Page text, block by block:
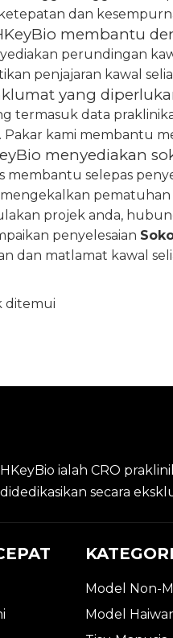
dan
membantu
perundingan
penjajaran kawal
yang
termasuk data
Pakar kami membantu
menyediakan
membantu selepas
projek anda,
penyelesaian
dan matlamat kawal
ditemui
HKeyBio ialah CRO
didedikasikan secara
Model Non-
Model